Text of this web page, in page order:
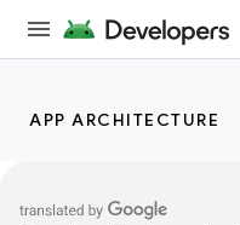
APP ARCHITECTURE